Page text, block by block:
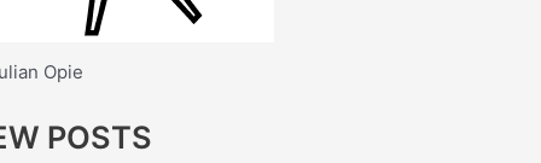
Opie
POSTS